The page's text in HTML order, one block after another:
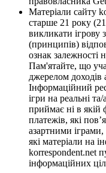
Матеріали сайту
старше 21 року
викликати ігрову
(принципів)
ознак залежності
Пам'ятайте, що
джерелом доходів
Інформаційний
ігри на реальні
приймає ні в якій
платежів, які
азартними
які матеріали на
korrespondent.net
інформаційних